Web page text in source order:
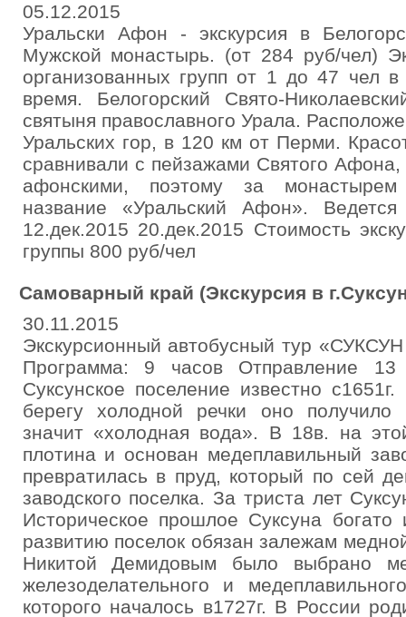
05.12.2015
Уральски Афон - экскурсия в
Мужской монастырь. (от 284 руб/чел)
организованных групп от 1 до 47 чел
время. Белогорский Свято-
святыня православного Урала.
Уральских гор, в 120 км от Перми.
сравнивали с пейзажами Святого Афона,
афонскими, поэтому за монастырем
название «Уральский Афон».
12.дек.2015 20.дек.2015 Стоимость
группы 800 руб/чел
Самоварный край (Экскурсия в
30.11.2015
Экскурсионный автобусный тур
Программа: 9 часов Отправление
Суксунское поселение известно
берегу холодной речки оно получило
значит «холодная вода». В 18в. на
плотина и основан медеплавильный
превратилась в пруд, который по сей
заводского поселка. За триста лет
Историческое прошлое Суксуна
развитию поселок обязан залежам
Никитой Демидовым было выбрано
железоделательного и
которого началось в1727г. В России